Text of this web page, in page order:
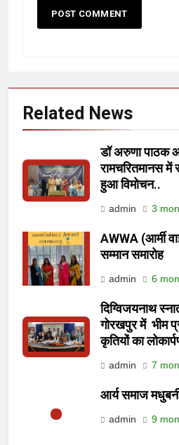
Related News
डॉ अरुणा पाठक
रामचरितमानस
हुआ विमोचन..
admin 3
AWWA (आर्मी
सम्मान समारोह
admin 6
दिग्विजयनाथ
गोरखपुर में भीम
कृतियों का
admin 7
आर्य समाज मधुबनी
admin 9